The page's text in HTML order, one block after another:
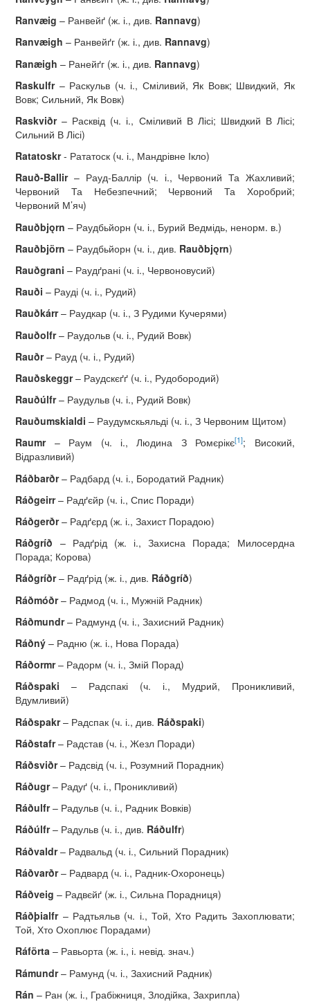
Ranvæig – Ранвейґ (ж. і., див. Rannavg)
Ranvæigh – Ранвейґг (ж. і., див. Rannavg)
Ranæigh – Ранейґг (ж. і., див. Rannavg)
Raskulfr– Раскульв (ч. і., Сміливий, Як Вовк; Швидкий, Як
Вовк; Сильний, Як Вовк)
Raskviðr– Расквід (ч. і., Сміливий В Лісі; Швидкий В Лісі;
Сильний В Лісі)
Ratatoskr- Рататоск (ч. і., Мандрівне Ікло)
Rauð-Ballir– Рауд-Баллір (ч. і., Червоний Та Жахливий;
Червоний Та Небезпечний; Червоний Та Хоробрий;
Червоний М’яч)
Rauðbjǫrn – Раудбьйорн (ч. і., Бурий Ведмідь, ненорм. в.)
Rauðbjörn – Раудбьйорн (ч. і., див. Rauðbjǫrn)
Rauðgrani – Раудґрані (ч. і., Червоновусий)
Rauði – Рауді (ч. і., Рудий)
Rauðkárr– Раудкар (ч. і., З Рудими Кучерями)
Rauðolfr– Раудольв (ч. і., Рудий Вовк)
Rauðr– Рауд (ч. і., Рудий)
Rauðskeggr– Раудскєґґ (ч. і., Рудобородий)
Rauðúlfr– Раудульв (ч. і., Рудий Вовк)
Rauðumskialdi – Раудумскьяльді (ч. і., З Червоним Щитом)
Raumr– Раум (ч. і., Людина З Ромєрікє[1]; Високий,
Відразливий)
Ráðbarðr– Радбард (ч. і., Бородатий Радник)
Ráðgeirr– Радґєйр (ч. і., Спис Поради)
Ráðgerðr– Радґєрд (ж. і., Захист Порадою)
Ráðgríð – Радґрід (ж. і., Захисна Порада; Милосердна
Порада; Корова)
Ráðgríðr– Радґрід (ж. і., див. Ráðgríð)
Ráðmóðr– Радмод (ч. і., Мужній Радник)
Ráðmundr– Радмунд (ч. і., Захисний Радник)
Ráðný – Радню (ж. і., Нова Порада)
Ráðormr– Радорм (ч. і., Змій Порад)
Ráðspaki – Радспакі (ч. і., Мудрий, Проникливий,
Вдумливий)
Ráðspakr– Радспак (ч. і., див. Ráðspaki)
Ráðstafr– Радстав (ч. і., Жезл Поради)
Ráðsviðr– Радсвід (ч. і., Розумний Порадник)
Ráðugr– Радуґ (ч. і., Проникливий)
Ráðulfr– Радульв (ч. і., Радник Вовків)
Ráðúlfr– Радульв (ч. і., див. Ráðulfr)
Ráðvaldr– Радвальд (ч. і., Сильний Порадник)
Ráðvarðr– Радвард (ч. і., Радник-Охоронець)
Ráðveig – Радвєйґ (ж. і., Сильна Порадниця)
Ráðþialfr– Радтьяльв (ч. і., Той, Хто Радить Захоплювати;
Той, Хто Охоплює Порадами)
Ráförta – Равьорта (ж. і., і. невід. знач.)
Rámundr– Рамунд (ч. і., Захисний Радник)
Rán – Ран (ж. і., Грабіжниця, Злодійка, Захрипла)